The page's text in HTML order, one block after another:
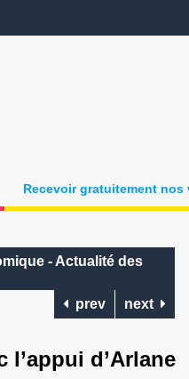
Recevoir gratuitement nos
- Actualité des
prev
next
l’appui d’Arlane